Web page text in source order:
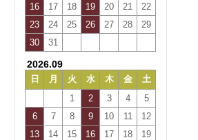
16
17 18 19 20 21
22
23
24 25 26 27 28
29
30
31
2026.09
日 月 火 水 木 金
土
1
2 3 4
5
6
7 8 9 10 11
12
13
14 15 16 17 18
19